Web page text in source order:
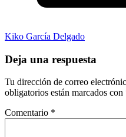
Kiko García Delgado
Deja una respuesta
Tu dirección de correo
obligatorios están marcados con
Comentario *